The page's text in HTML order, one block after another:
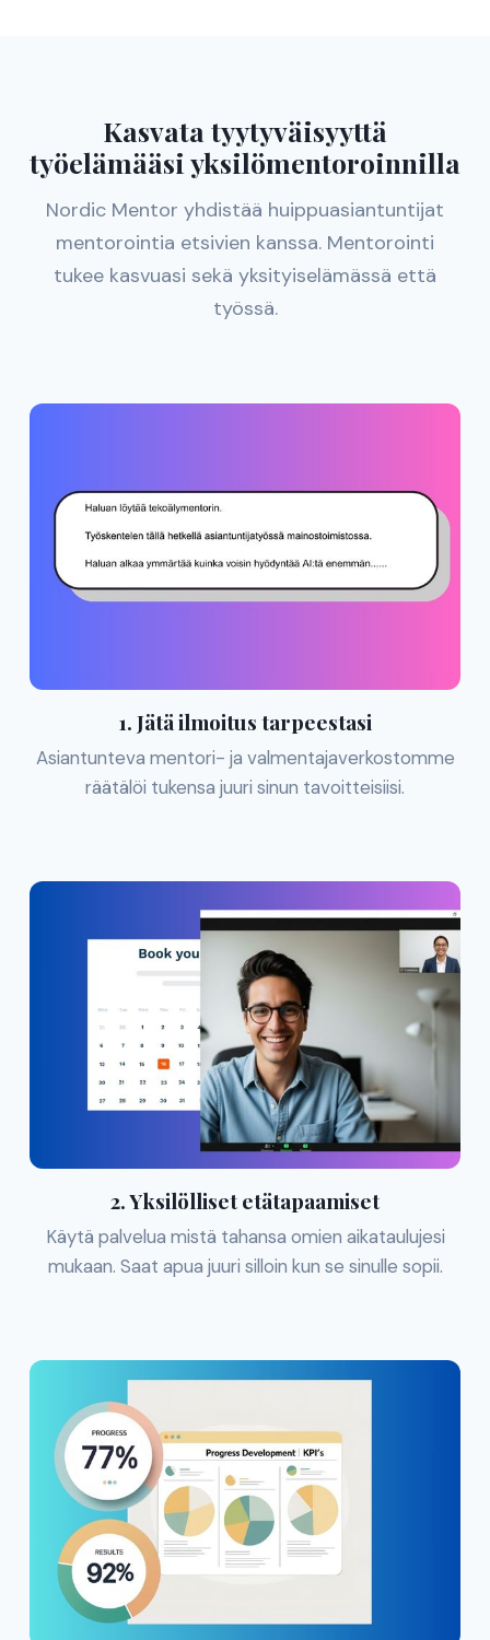
Kasvata tyytyväisyyttä
työelämääsi yksilömentoroinnilla
Nordic Mentor yhdistää huippuasiantuntijat
mentorointia etsivien kanssa. Mentorointi
tukee kasvuasi sekä yksityiselämässä että
työssä.
1. Jätä ilmoitus tarpeestasi
Asiantunteva mentori- ja valmentajaverkostomme
räätälöi tukensa juuri sinun tavoitteisiisi.
2. Yksilölliset etätapaamiset
Käytä palvelua mistä tahansa omien aikataulujesi
mukaan. Saat apua juuri silloin kun se sinulle sopii.